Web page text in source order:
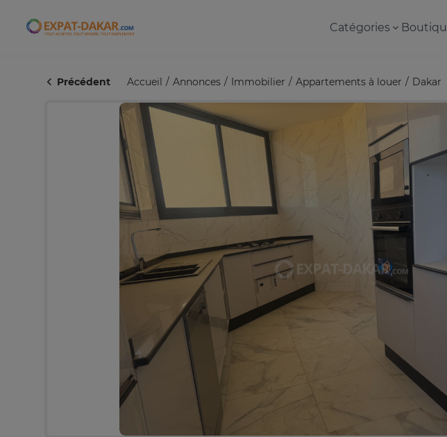
Expat-Dakar Catégories
Précédent Accueil Annonces Immobilier Appartements à louer Dakar